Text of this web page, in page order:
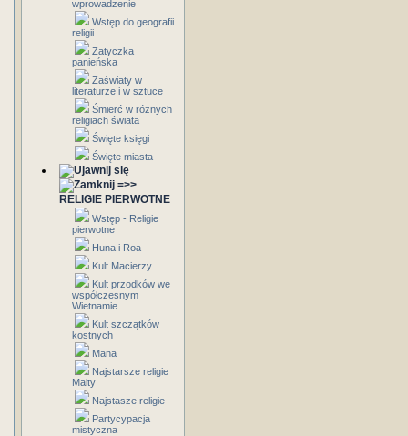
wprowadzenie
Wstęp do geografii
religii
Zatyczka
panieńska
Zaświaty w
literaturze i w sztuce
Śmierć w różnych
religiach świata
Święte księgi
Święte miasta
=>>
RELIGIE PIERWOTNE
Wstęp - Religie
pierwotne
Huna i Roa
Kult Macierzy
Kult przodków we
współczesnym
Wietnamie
Kult szczątków
kostnych
Mana
Najstarsze religie
Malty
Najstasze religie
Partycypacja
mistyczna